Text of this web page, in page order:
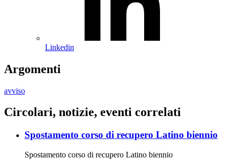
Linkedin
Argomenti
avviso
Circolari, notizie, eventi correlati
Spostamento corso di recupero Latino biennio
Spostamento corso di recupero Latino biennio